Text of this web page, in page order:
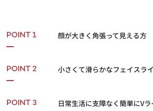
POINT 1 顔が大きく角張って見える方
POINT 2 小さくて滑らかなフェイスラ
POINT 3 日常生活に支障なく簡単にV